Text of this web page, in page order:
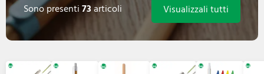
Sono presenti73articoli Visualizzali tutti